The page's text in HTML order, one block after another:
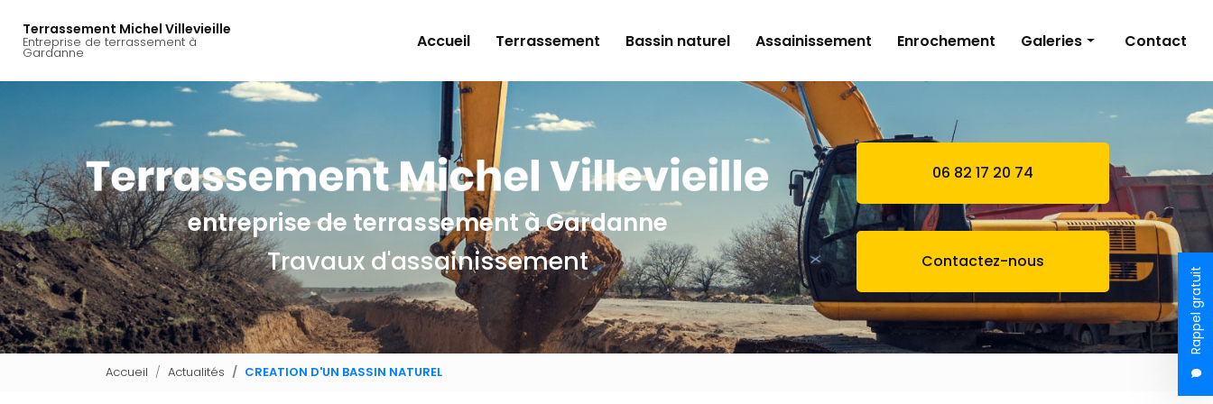
contenu
Terrassement Michel Villevieille
Entreprise de terrassement à
Gardanne
Rappel gratuit
Accueil
Terrassement Bassin naturel Assainissement Enrochement Galeries
Assainissement
Enrochement
Contact
entreprise de terrassementà Gardanne
Travaux d'assainissement
06 82 17 20 74
Contactez-nous
Accueil Actualités CREATION D'UN BASSIN NATUREL